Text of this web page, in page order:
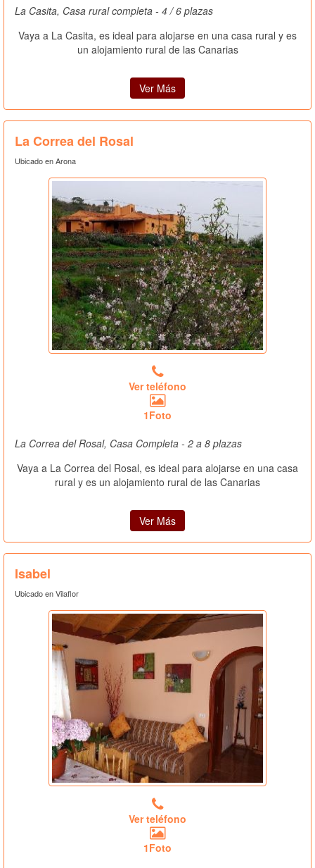
La Casita, Casa rural completa - 4 / 6 plazas
Vaya a La Casita, es ideal para alojarse en una casa rural y es
un alojamiento rural de las Canarias
Ver Más
La Correa del Rosal
Ubicado en Arona
Ver teléfono
1Foto
La Correa del Rosal, Casa Completa - 2 a 8 plazas
Vaya a La Correa del Rosal, es ideal para alojarse en una casa
rural y es un alojamiento rural de las Canarias
Ver Más
Isabel
Ubicado en Vilaflor
Ver teléfono
1Foto